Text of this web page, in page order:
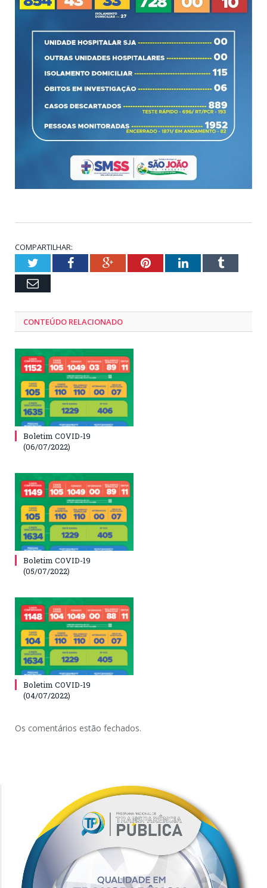
COMPARTILHAR:
TwitterFacebookGoogle+PinterestLinkedInTumblr
Email
CONTEÚDO RELACIONADO
Boletim COVID-19
(06/07/2022)
Boletim COVID-19
(05/07/2022)
Boletim COVID-19
(04/07/2022)
Os comentários estão fechados.